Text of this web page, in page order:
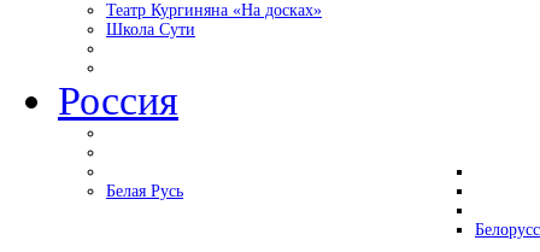
Театр Кургиняна «На досках»
Школа Сути
Россия
Белая Русь